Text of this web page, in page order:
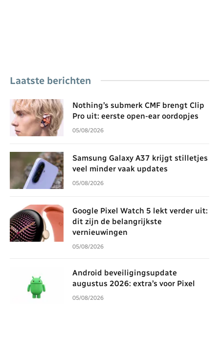
Laatste berichten
Nothing’s submerk CMF brengt Clip
Pro uit: eerste open-ear oordopjes
05/08/2026
Samsung Galaxy A37 krijgt stilletjes
veel minder vaak updates
05/08/2026
Google Pixel Watch 5 lekt verder uit:
dit zijn de belangrijkste
vernieuwingen
05/08/2026
Android beveiligingsupdate
augustus 2026: extra’s voor Pixel
05/08/2026